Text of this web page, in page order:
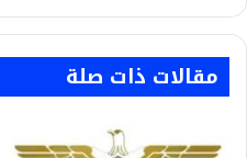
مقالات ذات صلة